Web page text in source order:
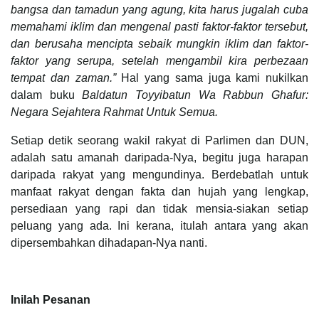
bangsa dan tamadun yang agung, kita harus jugalah cuba
memahami iklim dan mengenal pasti faktor-faktor tersebut,
dan berusaha mencipta sebaik mungkin iklim dan faktor-
faktor yang serupa, setelah mengambil kira perbezaan
tempat dan zaman.” Hal yang sama juga kami nukilkan
dalam bukuBaldatun Toyyibatun Wa Rabbun Ghafur:
Negara Sejahtera Rahmat Untuk Semua.
Setiap detik seorang wakil rakyat di Parlimen dan DUN,
adalah satu amanah daripada-Nya, begitu juga harapan
daripada rakyat yang mengundinya. Berdebatlah untuk
manfaat rakyat dengan fakta dan hujah yang lengkap,
persediaan yang rapi dan tidak mensia-siakan setiap
peluang yang ada. Ini kerana, itulah antara yang akan
dipersembahkan dihadapan-Nya nanti.
Inilah Pesanan